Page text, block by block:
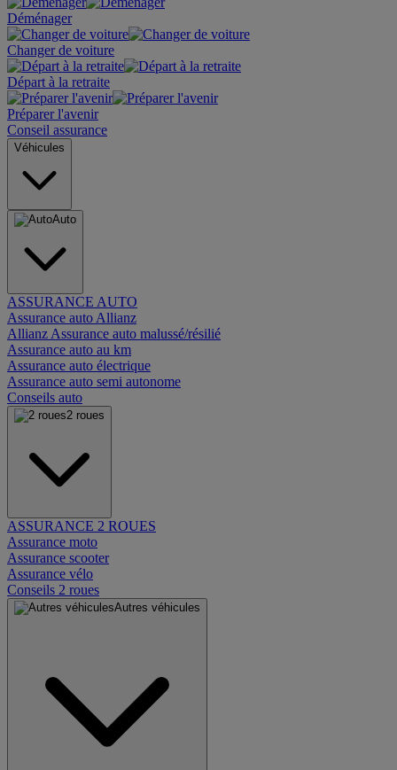
Déménager
Changer de voiture
Départ à la retraite
Préparer l'avenir
Conseil assurance
Véhicules
Auto
ASSURANCE AUTO
Assurance auto Allianz
Allianz Assurance auto malussé/résilié
Assurance auto au km
Assurance auto électrique
Assurance auto semi autonome
Conseils auto
2 roues
ASSURANCE 2 ROUES
Assurance moto
Assurance scooter
Assurance vélo
Conseils 2 roues
Autres véhicules